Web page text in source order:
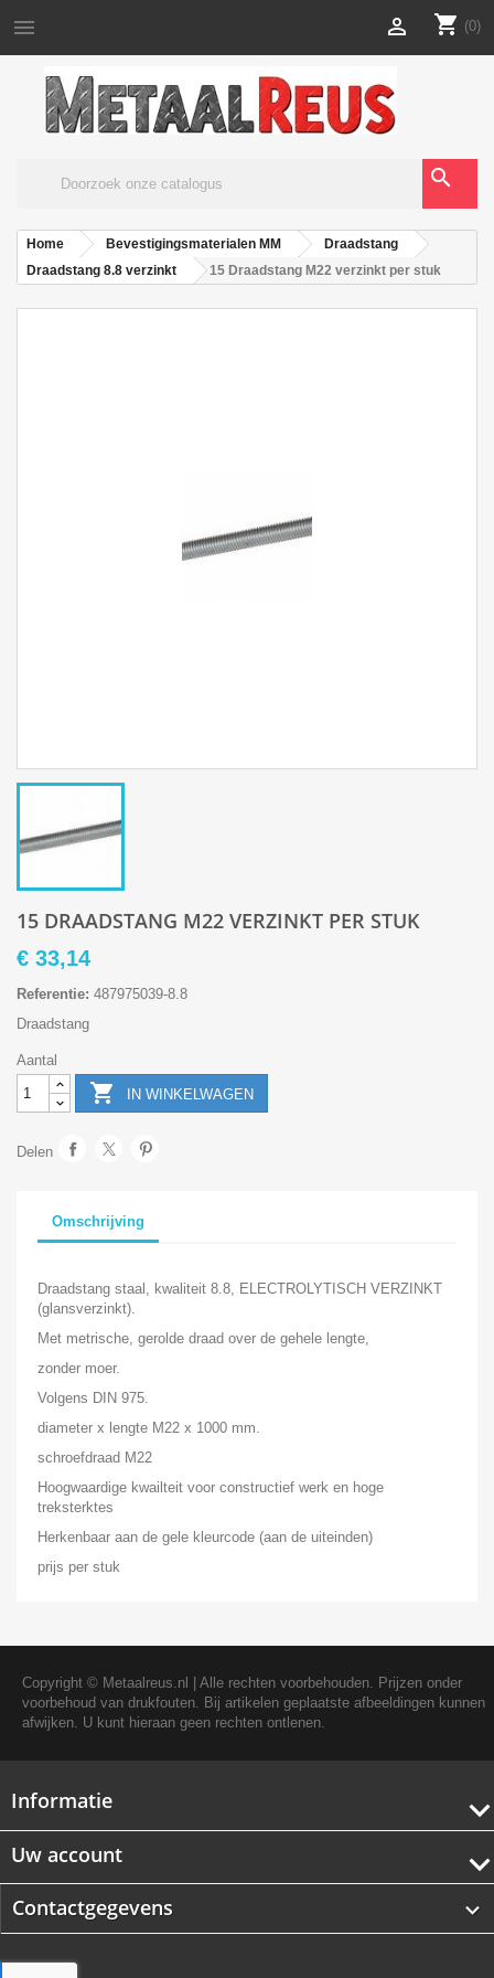
 shopping_cart (0)

search
Home Bevestigingsmaterialen MM
Draadstang
Draadstang 8.8 verzinkt
15 Draadstang M22 verzinkt per stuk
15 DRAADSTANG M22 VERZINKT PER STUK
€ 33,14
Referentie: 487975039-8.8
Draadstang
Aantal
 IN WINKELWAGEN
Delen
Omschrijving
Draadstang staal, kwaliteit 8.8, ELECTROLYTISCH VERZINKT
(glansverzinkt).
Met metrische, gerolde draad over de gehele lengte,
zonder moer.
Volgens DIN 975.
diameter x lengte M22 x 1000 mm.
schroefdraad M22
Hoogwaardige kwailteit voor constructief werk en hoge
treksterktes
Herkenbaar aan de gele kleurcode (aan de uiteinden)
prijs per stuk
Copyright © Metaalreus.nl
| Alle rechten voorbehouden. Prijzen onder
voorbehoud van drukfouten. Bij artikelen geplaatste afbeeldingen kunnen
afwijken. U kunt hieraan geen rechten ontlenen.
Informatie
Uw account
Contactgegevens keyboard_arrow_down